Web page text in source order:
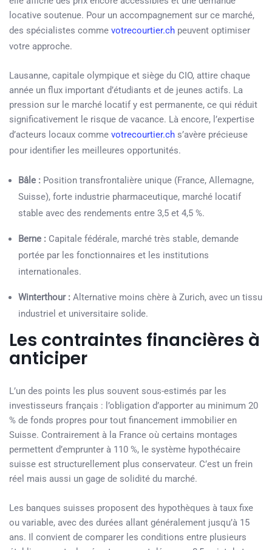
locative soutenue. Pour un accompagnement sur ce marché,
des spécialistes comme votrecourtier.ch peuvent optimiser
votre approche.
Lausanne, capitale olympique et siège du CIO, attire chaque
année un flux important d’étudiants et de jeunes actifs. La
pression sur le marché locatif y est permanente, ce qui réduit
significativement le risque de vacance. Là encore, l’expertise
d’acteurs locaux comme votrecourtier.ch s’avère précieuse
pour identifier les meilleures opportunités.
Bâle : Position transfrontalière unique (France, Allemagne,
Suisse), forte industrie pharmaceutique, marché locatif
stable avec des rendements entre 3,5 et 4,5 %.
Berne : Capitale fédérale, marché très stable, demande
portée par les fonctionnaires et les institutions
internationales.
Winterthour : Alternative moins chère à Zurich, avec un tissu
industriel et universitaire solide.
Les contraintes financières à
anticiper
L’un des points les plus souvent sous-estimés par les
investisseurs français : l’obligation d’apporter au minimum 20
% de fonds propres pour tout financement immobilier en
Suisse. Contrairement à la France où certains montages
permettent d’emprunter à 110 %, le système hypothécaire
suisse est structurellement plus conservateur. C’est un frein
réel mais aussi un gage de solidité du marché.
Les banques suisses proposent des hypothèques à taux fixe
ou variable, avec des durées allant généralement jusqu’à 15
ans. Il convient de comparer les conditions entre plusieurs